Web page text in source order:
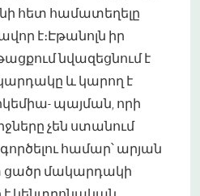
հետ համատեղելը
է։Էթանոլն իր
նվազեցնում է
և կարող է
- պայման, որի
չեն ստանում
համար՝ արյան
ցածր մակարդակի